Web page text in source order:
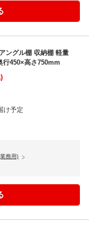
ングル棚 収納棚 軽量
行450×高さ750mm
け予定
務用)